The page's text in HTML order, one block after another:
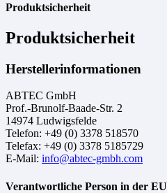
Produktsicherheit
Produktsicherheit
Herstellerinformationen
ABTEC GmbH
Prof.-Brunolf-Baade-Str. 2
14974 Ludwigsfelde
Telefon: +49 (0) 3378 518570
Telefax: +49 (0) 3378 5185729
E-Mail: info@abtec-gmbh.com
Verantwortliche Person in der EU